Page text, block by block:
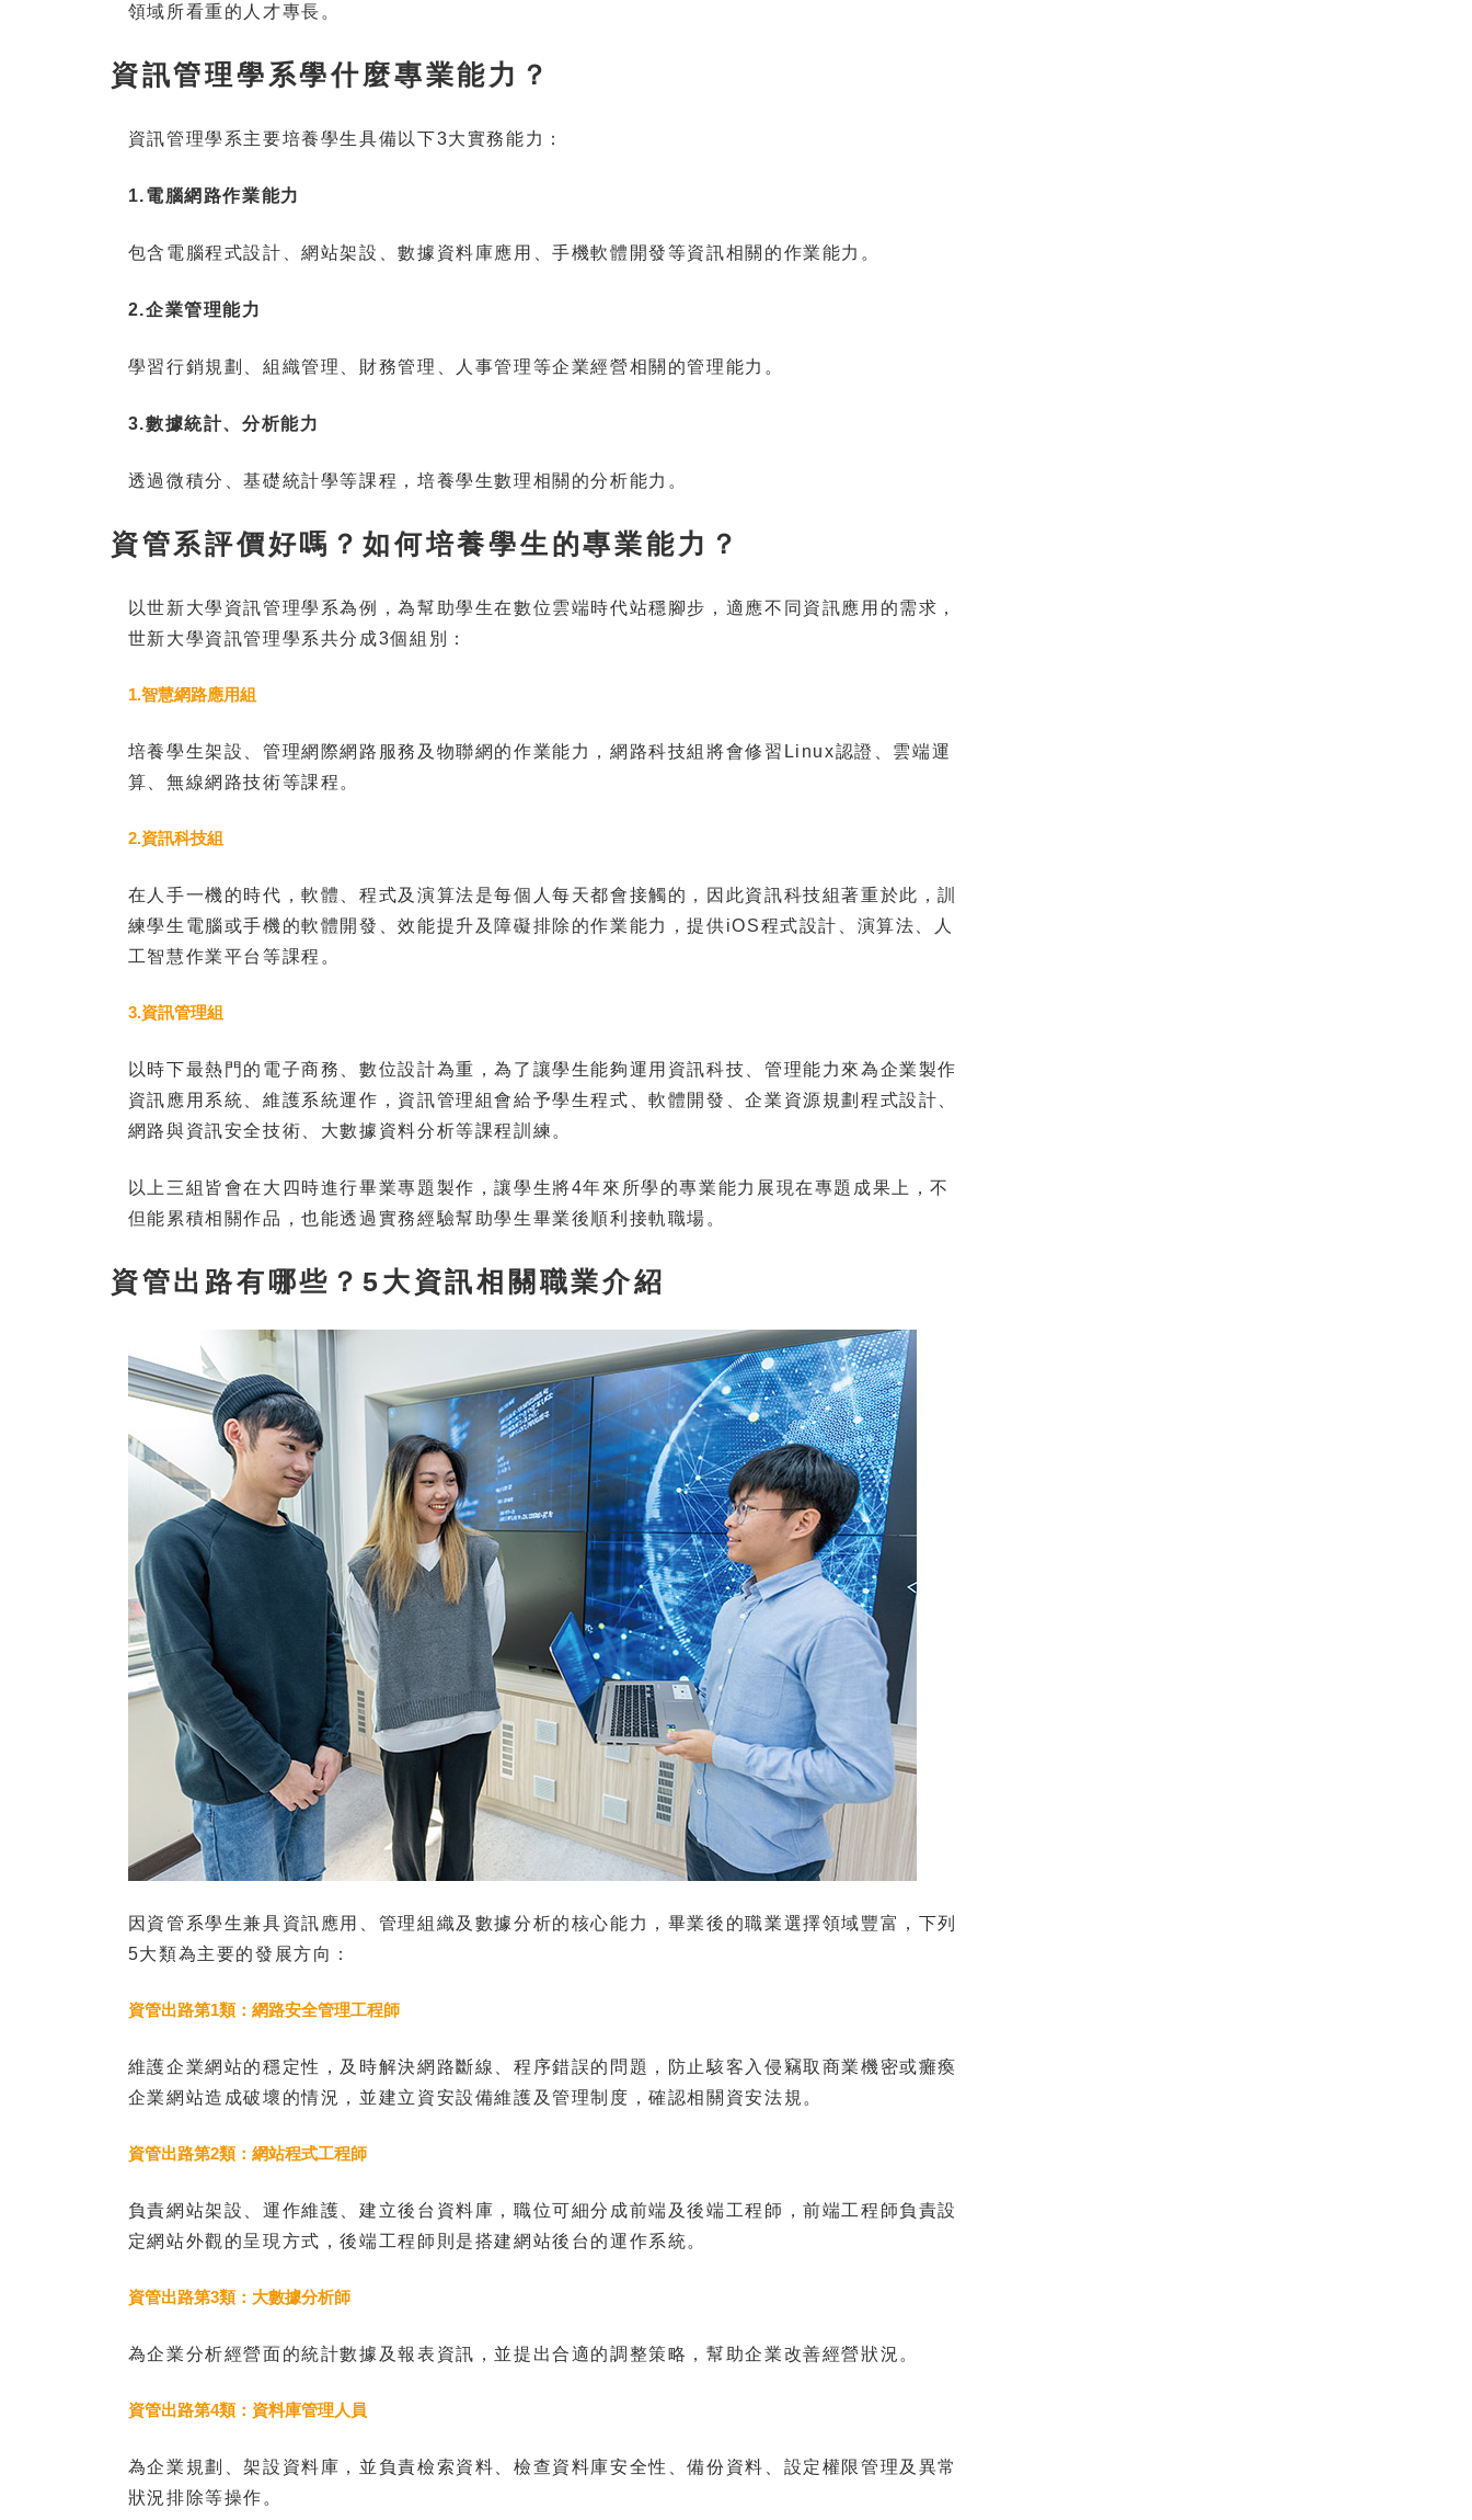
領域所看重的人才專長。
資訊管理學系學什麼專業能力？
資訊管理學系主要培養學生具備以下3大實務能力：
1.電腦網路作業能力
包含電腦程式設計、網站架設、數據資料庫應用、手機軟體開發等資訊相關的作業能力。
2.企業管理能力
學習行銷規劃、組織管理、財務管理、人事管理等企業經營相關的管理能力。
3.數據統計、分析能力
透過微積分、基礎統計學等課程，培養學生數理相關的分析能力。
資管系評價好嗎？如何培養學生的專業能力？
以世新大學資訊管理學系為例，為幫助學生在數位雲端時代站穩腳步，適應不同資訊應用的需求，
世新大學資訊管理學系共分成3個組別：
1.智慧網路應用組
培養學生架設、管理網際網路服務及物聯網的作業能力，網路科技組將會修習Linux認證、雲端運
算、無線網路技術等課程。
2.資訊科技組
在人手一機的時代，軟體、程式及演算法是每個人每天都會接觸的，因此資訊科技組著重於此，訓
練學生電腦或手機的軟體開發、效能提升及障礙排除的作業能力，提供iOS程式設計、演算法、人
工智慧作業平台等課程。
3.資訊管理組
以時下最熱門的電子商務、數位設計為重，為了讓學生能夠運用資訊科技、管理能力來為企業製作
資訊應用系統、維護系統運作，資訊管理組會給予學生程式、軟體開發、企業資源規劃程式設計、
網路與資訊安全技術、大數據資料分析等課程訓練。
以上三組皆會在大四時進行畢業專題製作，讓學生將4年來所學的專業能力展現在專題成果上，不
但能累積相關作品，也能透過實務經驗幫助學生畢業後順利接軌職場。
資管出路有哪些？5大資訊相關職業介紹
因資管系學生兼具資訊應用、管理組織及數據分析的核心能力，畢業後的職業選擇領域豐富，下列
5大類為主要的發展方向：
資管出路第1類：網路安全管理工程師
維護企業網站的穩定性，及時解決網路斷線、程序錯誤的問題，防止駭客入侵竊取商業機密或癱瘓
企業網站造成破壞的情況，並建立資安設備維護及管理制度，確認相關資安法規。
資管出路第2類：網站程式工程師
負責網站架設、運作維護、建立後台資料庫，職位可細分成前端及後端工程師，前端工程師負責設
定網站外觀的呈現方式，後端工程師則是搭建網站後台的運作系統。
資管出路第3類：大數據分析師
為企業分析經營面的統計數據及報表資訊，並提出合適的調整策略，幫助企業改善經營狀況。
資管出路第4類：資料庫管理人員
為企業規劃、架設資料庫，並負責檢索資料、檢查資料庫安全性、備份資料、設定權限管理及異常
狀況排除等操作。